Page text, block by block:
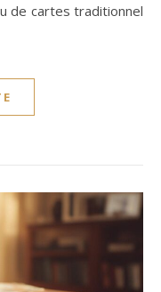
de cartes traditionnel